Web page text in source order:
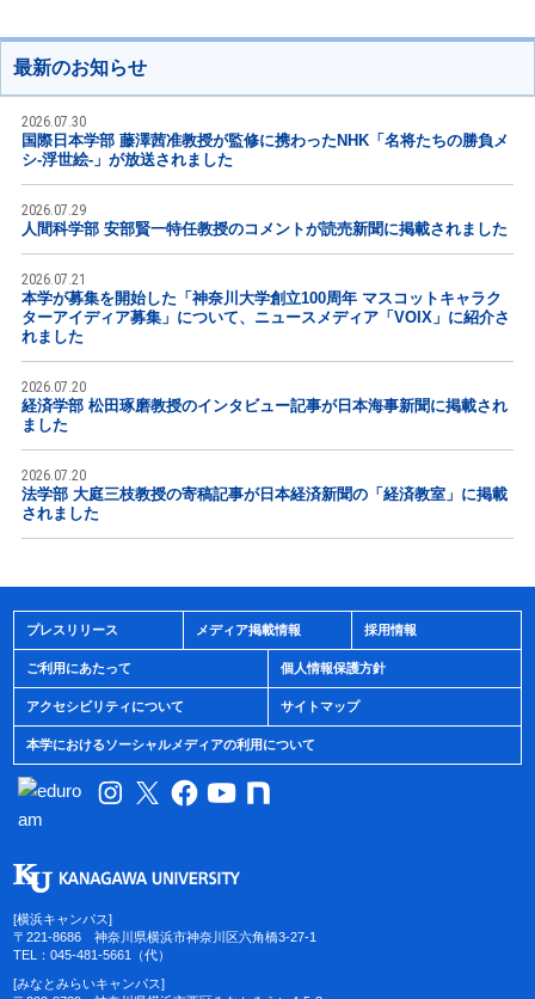
最新のお知らせ
2026.07.30
国際日本学部 藤澤茜准教授が監修に携わったNHK「名将たちの勝負メ
シ-浮世絵-」が放送されました
2026.07.29
人間科学部 安部賢一特任教授のコメントが読売新聞に掲載されました
2026.07.21
本学が募集を開始した「神奈川大学創立100周年 マスコットキャラク
ターアイディア募集」について、ニュースメディア「VOIX」に紹介さ
れました
2026.07.20
経済学部 松田琢磨教授のインタビュー記事が日本海事新聞に掲載され
ました
2026.07.20
法学部 大庭三枝教授の寄稿記事が日本経済新聞の「経済教室」に掲載
されました
プレスリリース メディア掲載情報 採用情報
ご利用にあたって 個人情報保護方針
アクセシビリティについて サイトマップ
本学におけるソーシャルメディアの利用について
[横浜キャンパス]
〒221-8686 神奈川県横浜市神奈川区六角橋3-27-1
TEL：045-481-5661（代）
[みなとみらいキャンパス]